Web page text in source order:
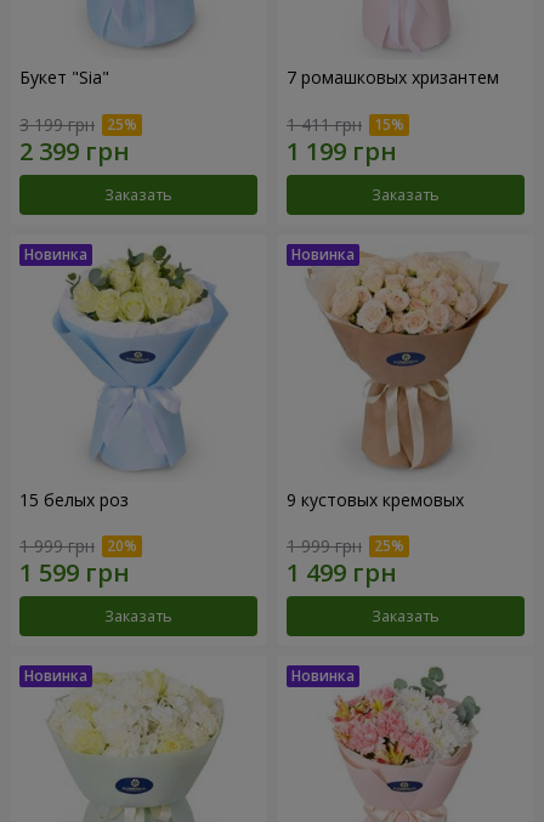
Букет "Sia"
3 199 грн
Заказать
7 ромашковых хризантем
1 411 грн
Заказать
15 белых роз
1 999 грн
Заказать
9 кустовых кремовых
1 999 грн
Заказать